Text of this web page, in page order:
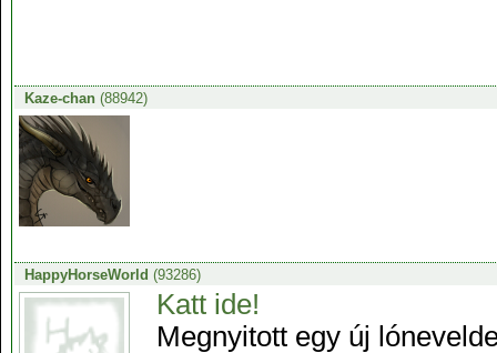
Kaze-chan(88942)
HappyHorseWorld (93286)
Katt ide!
Megnyitott egy új